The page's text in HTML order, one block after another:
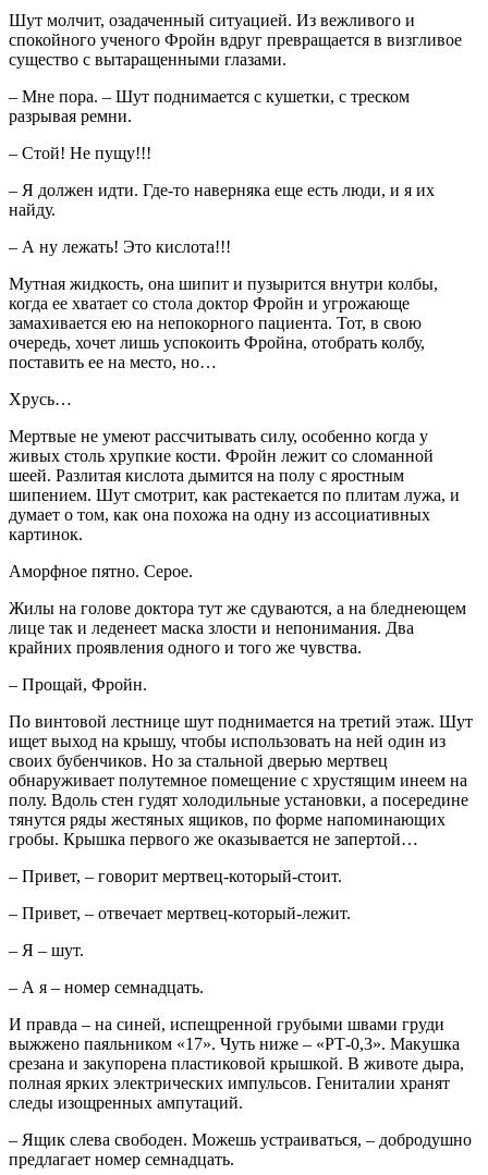
Шут молчит, озадаченный ситуацией. Из вежливого и
спокойного ученого Фройн вдруг превращается в визгливое
существо с вытаращенными глазами.
– Мне пора. – Шут поднимается с кушетки, с треском
разрывая ремни.
– Стой! Не пущу!!!
– Я должен идти. Где-то наверняка еще есть люди, и я их
найду.
– А ну лежать! Это кислота!!!
Мутная жидкость, она шипит и пузырится внутри колбы,
когда ее хватает со стола доктор Фройн и угрожающе
замахивается ею на непокорного пациента. Тот, в свою
очередь, хочет лишь успокоить Фройна, отобрать колбу,
поставить ее на место, но…
Хрусь…
Мертвые не умеют рассчитывать силу, особенно когда у
живых столь хрупкие кости. Фройн лежит со сломанной
шеей. Разлитая кислота дымится на полу с яростным
шипением. Шут смотрит, как растекается по плитам лужа, и
думает о том, как она похожа на одну из ассоциативных
картинок.
Аморфное пятно. Серое.
Жилы на голове доктора тут же сдуваются, а на бледнеющем
лице так и леденеет маска злости и непонимания. Два
крайних проявления одного и того же чувства.
– Прощай, Фройн.
По винтовой лестнице шут поднимается на третий этаж. Шут
ищет выход на крышу, чтобы использовать на ней один из
своих бубенчиков. Но за стальной дверью мертвец
обнаруживает полутемное помещение с хрустящим инеем на
полу. Вдоль стен гудят холодильные установки, а посередине
тянутся ряды жестяных ящиков, по форме напоминающих
гробы. Крышка первого же оказывается не запертой…
– Привет, – говорит мертвец-который-стоит.
– Привет, – отвечает мертвец-который-лежит.
– Я – шут.
– А я – номер семнадцать.
И правда – на синей, испещренной грубыми швами груди
выжжено паяльником «17». Чуть ниже – «РТ-0,3». Макушка
срезана и закупорена пластиковой крышкой. В животе дыра,
полная ярких электрических импульсов. Гениталии хранят
следы изощренных ампутаций.
– Ящик слева свободен. Можешь устраиваться, – добродушно
предлагает номер семнадцать.